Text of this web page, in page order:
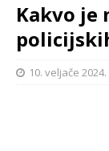
Kakvo je
10. veljače 2024.